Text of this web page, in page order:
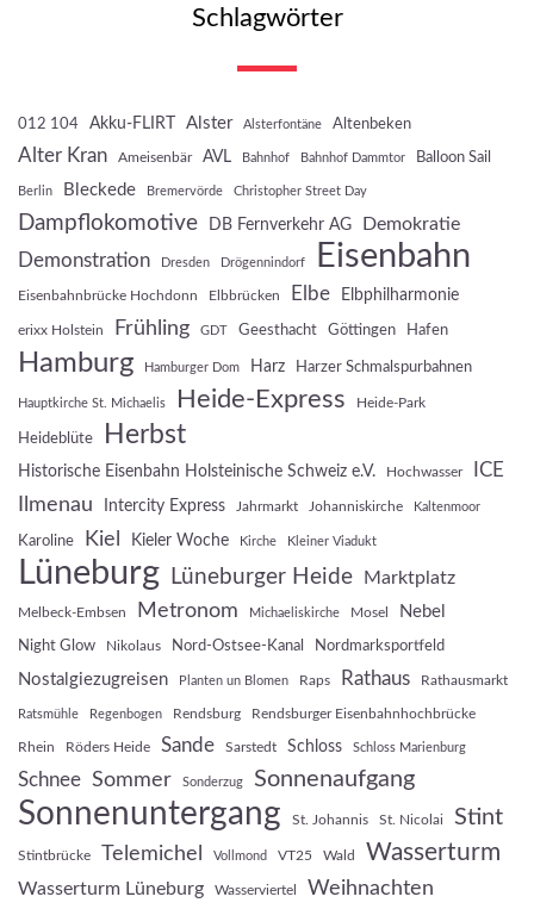
Schlagwörter
012 104 Akku-FLIRT Alster Alsterfontäne Altenbeken
Alter Kran Ameisenbär AVL Bahnhof Bahnhof Dammtor Balloon Sail
Berlin Bleckede Bremervörde Christopher Street Day
Dampflokomotive DB Fernverkehr AG Demokratie
Demonstration Dresden Drögennindorf Eisenbahn
Eisenbahnbrücke Hochdonn Elbbrücken Elbe Elbphilharmonie
erixx Holstein Frühling GDT Geesthacht Göttingen Hafen
Hamburg Hamburger Dom Harz Harzer Schmalspurbahnen
Hauptkirche St. Michaelis Heide-Express Heide-Park
Heideblüte Herbst
Historische Eisenbahn Holsteinische Schweiz e.V. Hochwasser ICE
Ilmenau Intercity Express Jahrmarkt Johanniskirche Kaltenmoor
Karoline Kiel Kieler Woche Kirche Kleiner Viadukt
Lüneburg Lüneburger Heide Marktplatz
Melbeck-Embsen Metronom Michaeliskirche Mosel Nebel
Night Glow Nikolaus Nord-Ostsee-Kanal Nordmarksportfeld
Nostalgiezugreisen Planten un Blomen Raps Rathaus Rathausmarkt
Ratsmühle Regenbogen Rendsburg Rendsburger Eisenbahnhochbrücke
Rhein Röders Heide Sande Sarstedt Schloss Schloss Marienburg
Schnee Sommer Sonderzug Sonnenaufgang
Sonnenuntergang St. Johannis St. Nicolai Stint
Stintbrücke Telemichel Vollmond VT25 Wald Wasserturm
Wasserturm Lüneburg Wasserviertel Weihnachten